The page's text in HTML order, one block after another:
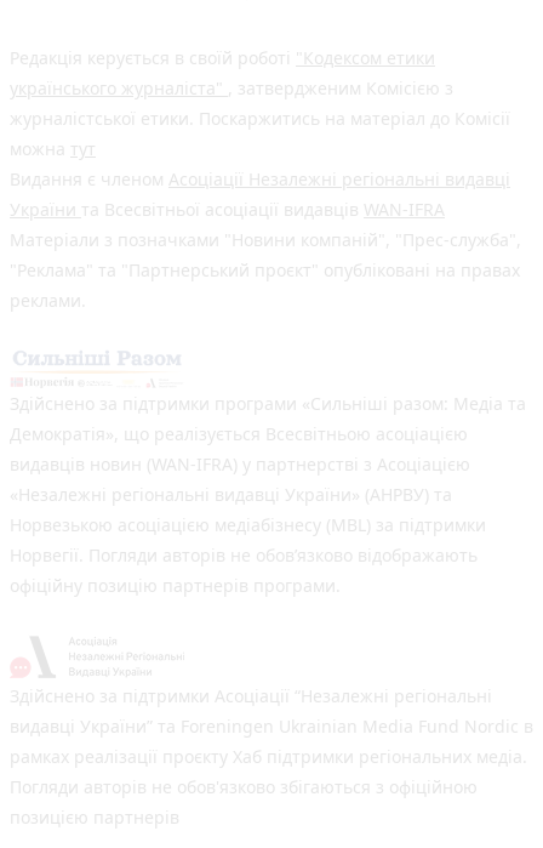
Редакція керується в своїй роботі "Кодексом етики
українського журналіста" , затвердженим Комісією з
журналістської етики. Поскаржитись на матеріал до Комісії
можна тут
Видання є членом Асоціації Незалежні регіональні видавці
України та Всесвітньої асоціації видавців WAN-IFRA
Матеріали з позначками "Новини компаній", "Прес-служба",
"Реклама" та "Партнерський проєкт" опубліковані на правах
реклами.
Здійснено за підтримки програми «Сильніші разом: Медіа та
Демократія», що реалізується Всесвітньою асоціацією
видавців новин (WAN-IFRA) у партнерстві з Асоціацією
«Незалежні регіональні видавці України» (АНРВУ) та
Норвезькою асоціацією медіабізнесу (MBL) за підтримки
Норвегії. Погляди авторів не обов’язково відображають
офіційну позицію партнерів програми.
Здійснено за підтримки Асоціації “Незалежні регіональні
видавці України” та Foreningen Ukrainian Media Fund Nordic в
рамках реалізації проєкту Хаб підтримки регіональних медіа.
Погляди авторів не обов'язково збігаються з офіційною
позицією партнерів